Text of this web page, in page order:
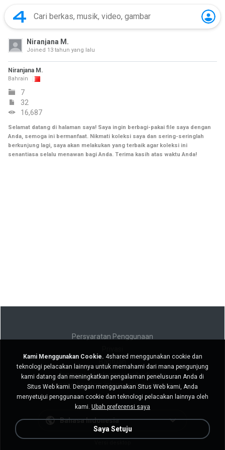
Niranjana M.
Joined 13 tahun yang lalu
Niranjana M.
Bahrain
7
32
16,687
Selamat datang di halaman saya! Saya ingin berbagi-pakai file saya dengan
Anda, semoga ini bermanfaat. Nikmati koleksi saya dan sering-seringlah
berkunjung lagi, saya akan melakukan yang terbaik agar koleksi ini
senantiasa selalu menawan bagi Anda. Terima kasih atas waktu Anda!
Persyaratan Penggunaan
Jangan jual informasi pribadi saya
Jangan bagikan informasi pribadi saya
Bahasa Indonesia
Kami Menggunakan Cookie. 4shared menggunakan cookie dan
teknologi pelacakan lainnya untuk memahami dari mana pengunjung
kami datang dan meningkatkan pengalaman penelusuran Anda di
Situs Web kami. Dengan menggunakan Situs Web kami, Anda
menyetujui penggunaan cookie dan teknologi pelacakan lainnya oleh
kami. Ubah preferensi saya
Saya Setuju